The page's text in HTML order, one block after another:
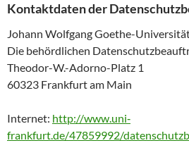
Kontaktdaten der
Johann Wolfgang Goethe-
Die behördlichen
Theodor-W.-Adorno-Platz 1
60323 Frankfurt am Main
Internet: http://www.uni‐
frankfurt.de/47859992/